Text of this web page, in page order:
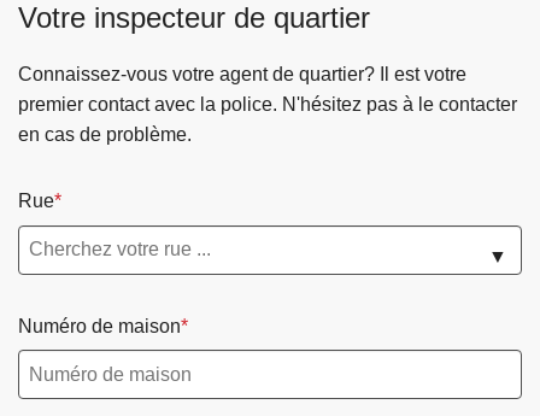
Votre inspecteur de quartier
Connaissez-vous votre agent de quartier? Il est votre
premier contact avec la police. N'hésitez pas à le contacter
en cas de problème.
Rue
▼
Numéro de maison